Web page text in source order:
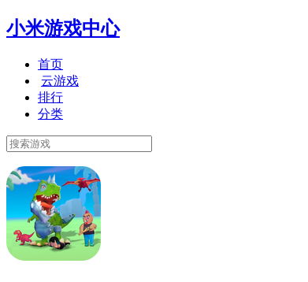
小米游戏中心
首页
云游戏
排行
分类